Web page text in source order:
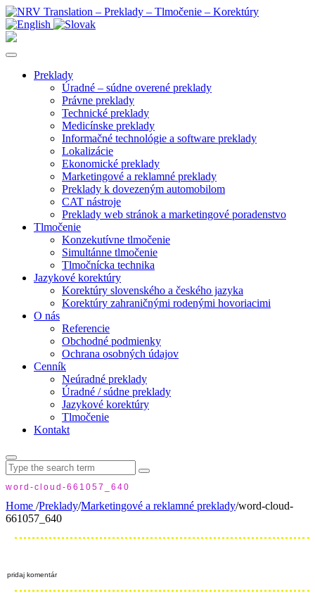
Preklady
Úradné – súdne overené preklady
Právne preklady
Technické preklady
Medicínske preklady
Informačné technológie a software preklady
Lokalizácie
Ekonomické preklady
Marketingové a reklamné preklady
Preklady k dovezeným automobilom
CAT nástroje
Preklady web stránok a marketingové poradenstvo
Tlmočenie
Konzekutívne tlmočenie
Simultánne tlmočenie
Tlmočnícka technika
Jazykové korektúry
Korektúry slovenského a českého jazyka
Korektúry zahraničnými rodenými hovoriacimi
O nás
Referencie
Obchodné podmienky
Ochrana osobných údajov
Cenník
Neúradné preklady
Úradné / súdne preklady
Jazykové korektúry
Tlmočenie
Kontakt
Search
for:
word-cloud-661057_640
Home /Preklady/Marketingové a reklamné preklady/word-cloud-
661057_640
pridaj komentár